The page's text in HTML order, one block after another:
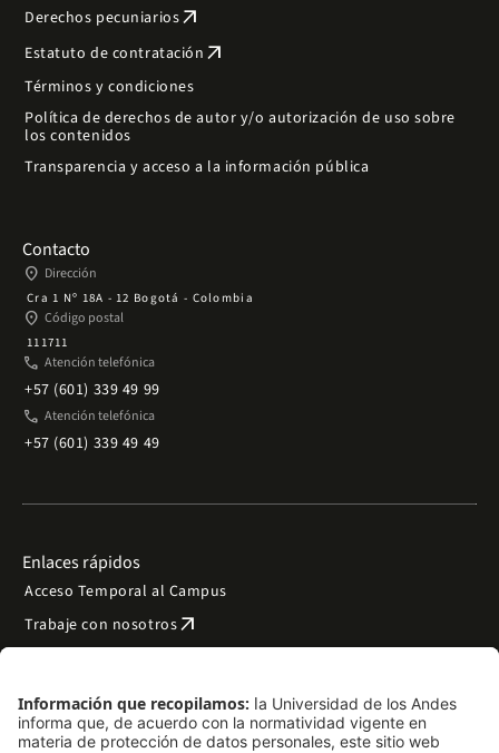
Derechos pecuniariosarrow_outward
Estatuto de contratación arrow_outward
Términos y condiciones
Política de derechos de autor y/o autorización de uso sobre
los contenidos
Transparencia y acceso a la información pública
Contacto
place Dirección
Cra 1 Nº 18A - 12 Bogotá - Colombia
place Código postal
111711
phone Atención telefónica
+57 (601) 339 49 99
phone Atención telefónica
+57 (601) 339 49 49
Enlaces rápidos
Acceso Temporal al Campus
Trabaje con nosotrosarrow_outward
Preguntas frecuentes
Filantropía y donacionesarrow_outward